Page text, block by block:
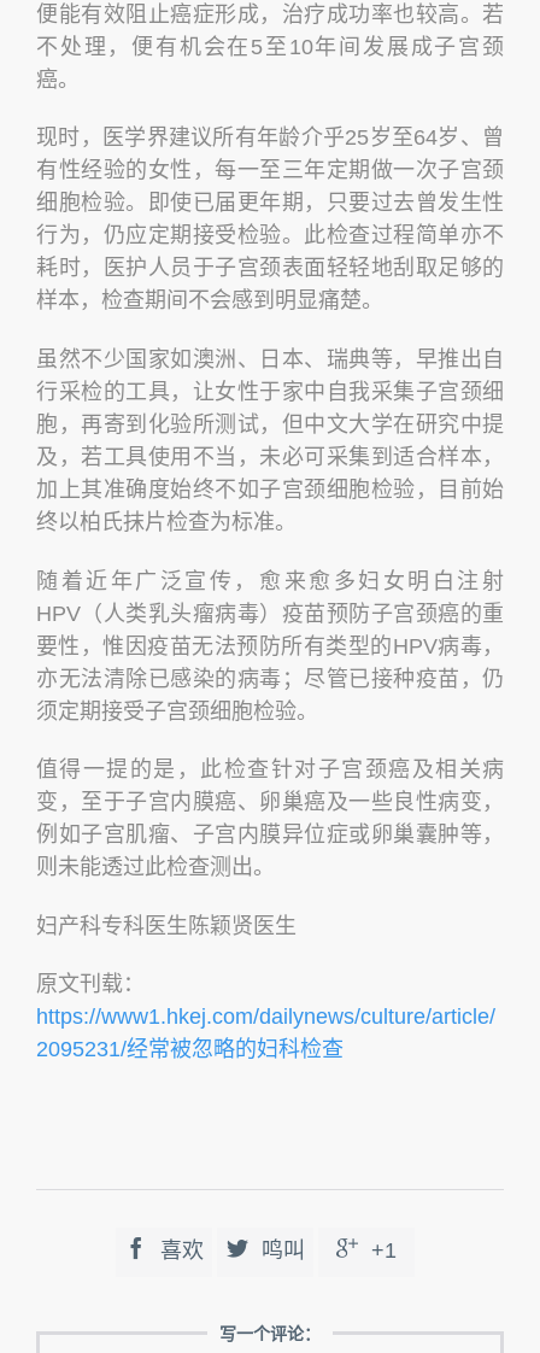
便能有效阻止癌症形成，治疗成功率也较高。若
不处理，便有机会在5至10年间发展成子宫颈
癌。
现时，医学界建议所有年龄介乎25岁至64岁、曾
有性经验的女性，每一至三年定期做一次子宫颈
细胞检验。即使已届更年期，只要过去曾发生性
行为，仍应定期接受检验。此检查过程简单亦不
耗时，医护人员于子宫颈表面轻轻地刮取足够的
样本，检查期间不会感到明显痛楚。
虽然不少国家如澳洲、日本、瑞典等，早推出自
行采检的工具，让女性于家中自我采集子宫颈细
胞，再寄到化验所测试，但中文大学在研究中提
及，若工具使用不当，未必可采集到适合样本，
加上其准确度始终不如子宫颈细胞检验，目前始
终以柏氏抹片检查为标准。
随着近年广泛宣传，愈来愈多妇女明白注射
HPV（人类乳头瘤病毒）疫苗预防子宫颈癌的重
要性，惟因疫苗无法预防所有类型的HPV病毒，
亦无法清除已感染的病毒；尽管已接种疫苗，仍
须定期接受子宫颈细胞检验。
值得一提的是，此检查针对子宫颈癌及相关病
变，至于子宫内膜癌、卵巢癌及一些良性病变，
例如子宫肌瘤、子宫内膜异位症或卵巢囊肿等，
则未能透过此检查测出。
妇产科专科医生陈颖贤医生
原文刊载：
https://www1.hkej.com/dailynews/culture/article/
2095231/经常被忽略的妇科检查
 喜欢  鸣叫  +1
写一个评论：